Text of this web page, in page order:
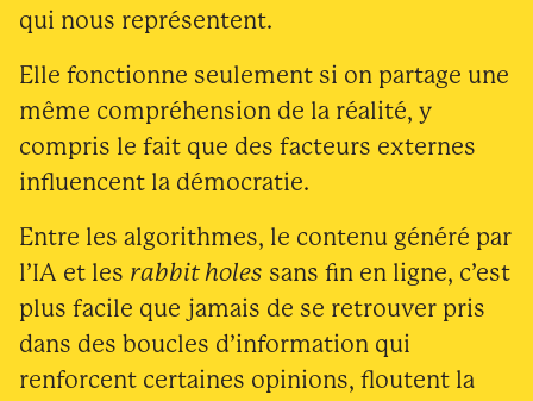
qui nous représentent.
Elle fonctionne seulement si on partage une
même compréhension de la réalité, y
compris le fait que des facteurs externes
influencent la démocratie.
Entre les algorithmes, le contenu généré par
l’IA et les rabbit holes sans fin en ligne, c’est
plus facile que jamais de se retrouver pris
dans des boucles d’information qui
renforcent certaines opinions, floutent la